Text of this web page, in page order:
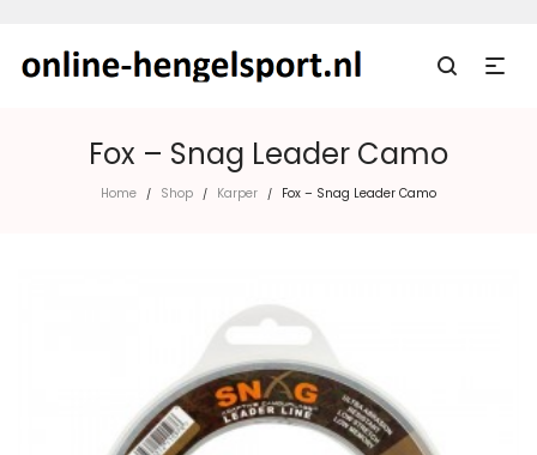
Fox – Snag Leader Camo
Home / Shop / Karper / Fox – Snag Leader Camo